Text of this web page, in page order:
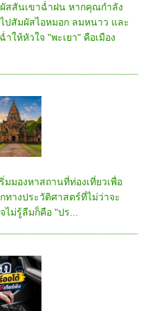
สสันเขาฉ่ำฝน หากคุณกำลัง
ปสัมผัสไอหมอก ลมหนาว และ
ให้หัวใจ "พะเยา" คือเมือง
มองหาสถานที่ท่องเที่ยวเพื่อ
างประวัติศาสตร์ที่ไม่ว่าจะ
ม่รู้ลืมก็คือ "ปร...